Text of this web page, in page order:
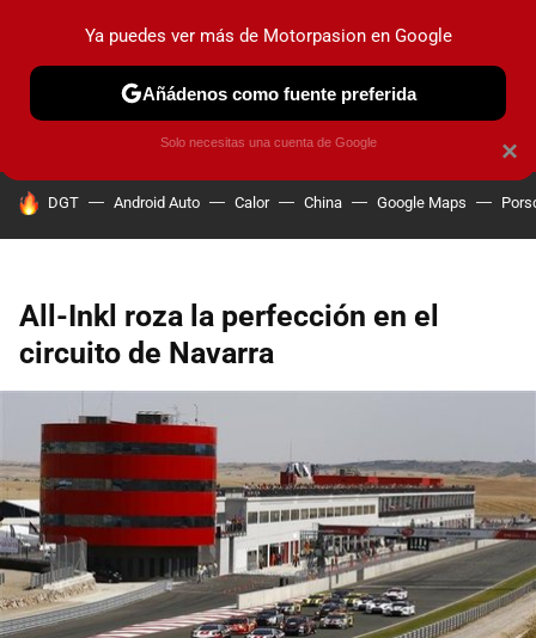
PRUEBAS COCHES ELÉCTRICOS OBSERVATORIO
HOY SE HABLA DE
DGT Android Auto Calor China Google Maps
All-Inkl roza la perfección en el
circuito de Navarra
×
Ya puedes ver más de Motorpasion en Google
Añádenos como fuente preferida
Solo necesitas una cuenta de Google